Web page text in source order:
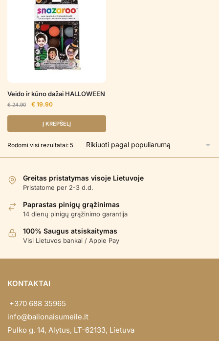
Veido ir kūno dažai HALLOWEEN
€24.90
Original
was:
€ 24.90.
€ 19.90Current
is:
€ 19.90.
Į KREPŠELĮ
Rodomi visi rezultatai: 5Rūšiuojama
Greitas pristatymas visoje Lietuvoje
Pristatome per 2-3 d.d.
Paprastas pinigų grąžinimas
14 dienų pinigų grąžinimo garantija
100% Saugus atsiskaitymas
Visi Lietuvos bankai / Apple Pay
KONTAKTAI
+370 688 35965
info@balionaisumeile.lt
Pulko g. 14, Alytus, LT-62133, Lietuva